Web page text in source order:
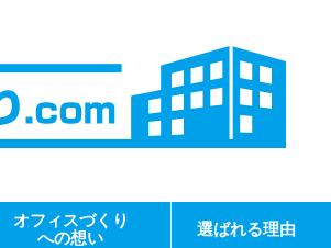
オフィスづくり
への想い
選ばれる理由